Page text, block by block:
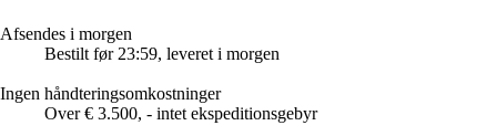
Afsendes i morgen
Bestilt før 23:59, leveret i morgen
Ingen håndteringsomkostninger
Over € 3.500, - intet ekspeditionsgebyr